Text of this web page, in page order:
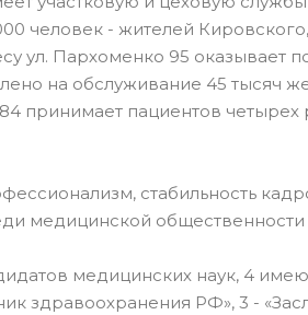
человек - жителей
ул. Пархоменко 95 оказывает
на обслуживание 45 тысяч
принимает пациентов четырех
стабильность
медицинской
медицинских наук, 4
здравоохранения РФ», 3 -